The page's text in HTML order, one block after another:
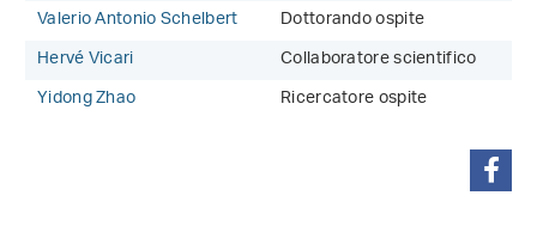
Valerio Antonio Schelbert
Dottorando ospite
Hervé Vicari
Collaboratore scientifico
Yidong Zhao
Ricercatore ospite